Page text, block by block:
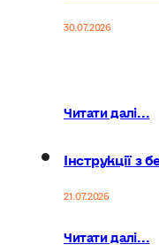
30.07.2026
Читати далі...
Інструкції з
21.07.2026
Читати далі...